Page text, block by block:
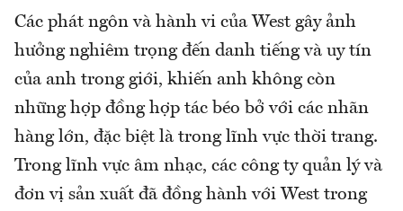
Các phát ngôn và hành vi của West gây ảnh
hưởng nghiêm trọng đến danh tiếng và uy tín
của anh trong giới, khiến anh không còn
những hợp đồng hợp tác béo bở với các nhãn
hàng lớn, đặc biệt là trong lĩnh vực thời trang.
Trong lĩnh vực âm nhạc, các công ty quản lý và
đơn vị sản xuất đã đồng hành với West trong